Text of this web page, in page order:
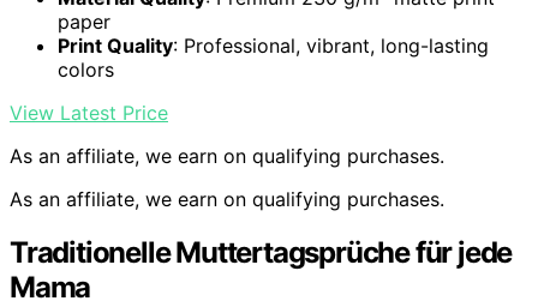
paper
Print Quality: Professional, vibrant, long-lasting
colors
View Latest Price
As an affiliate, we earn on qualifying purchases.
As an affiliate, we earn on qualifying purchases.
Traditionelle Muttertagsprüche für jede
Mama